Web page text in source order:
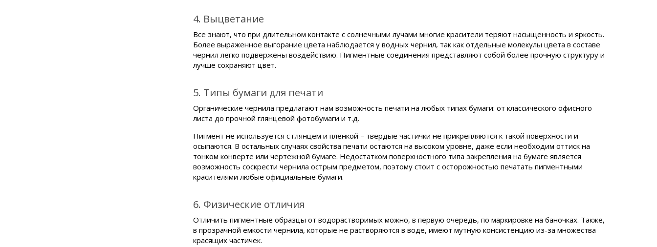
4. Выцветание
Все знают, что при длительном контакте с солнечными лучами многие красители теряют насыщенность и яркость.
Более выраженное выгорание цвета наблюдается у водных чернил, так как отдельные молекулы цвета в составе
чернил легко подвержены воздействию. Пигментные соединения представляют собой более прочную структуру и
лучше сохраняют цвет.
5. Типы бумаги для печати
Органические чернила предлагают нам возможность печати на любых типах бумаги: от классического офисного
листа до прочной глянцевой фотобумаги и т.д.
Пигмент не используется с глянцем и пленкой – твердые частички не прикрепляются к такой поверхности и
осыпаются. В остальных случаях свойства печати остаются на высоком уровне, даже если необходим оттиск на
тонком конверте или чертежной бумаге. Недостатком поверхностного типа закрепления на бумаге является
возможность соскрести чернила острым предметом, поэтому стоит с осторожностью печатать пигментными
красителями любые официальные бумаги.
6. Физические отличия
Отличить пигментные образцы от водорастворимых можно, в первую очередь, по маркировке на баночках. Также,
в прозрачной емкости чернила, которые не растворяются в воде, имеют мутную консистенцию из-за множества
красящих частичек.